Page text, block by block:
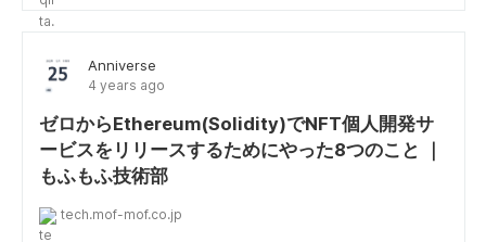
Anniverse
4 years ago
ゼロからEthereum(Solidity)でNFT個人開発サ
ービスをリリースするためにやった8つのこと ｜
もふもふ技術部
tech.mof-mof.co.jp